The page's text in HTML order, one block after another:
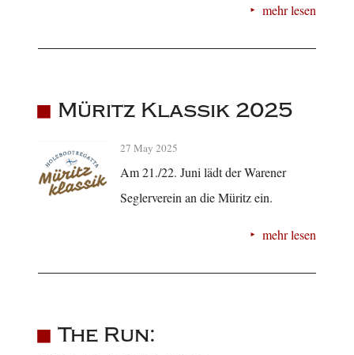
mehr lesen
Müritz Klassik 2025
27 May 2025
Am 21./22. Juni lädt der Warener
Seglerverein an die Müritz ein.
mehr lesen
The Run: